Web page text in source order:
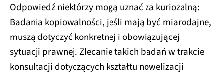
Odpowiedź niektórzy mogą uznać za kuriozalną:
Badania kopiowalności, jeśli mają być miarodajne,
muszą dotyczyć konkretnej i obowiązującej
sytuacji prawnej. Zlecanie takich badań w trakcie
konsultacji dotyczących kształtu nowelizacji